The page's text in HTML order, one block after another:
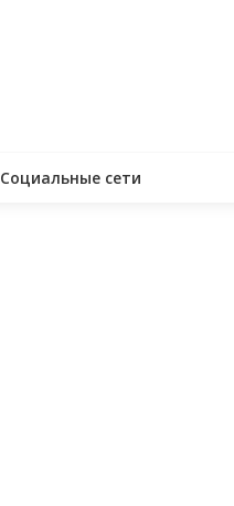
Социальные сети